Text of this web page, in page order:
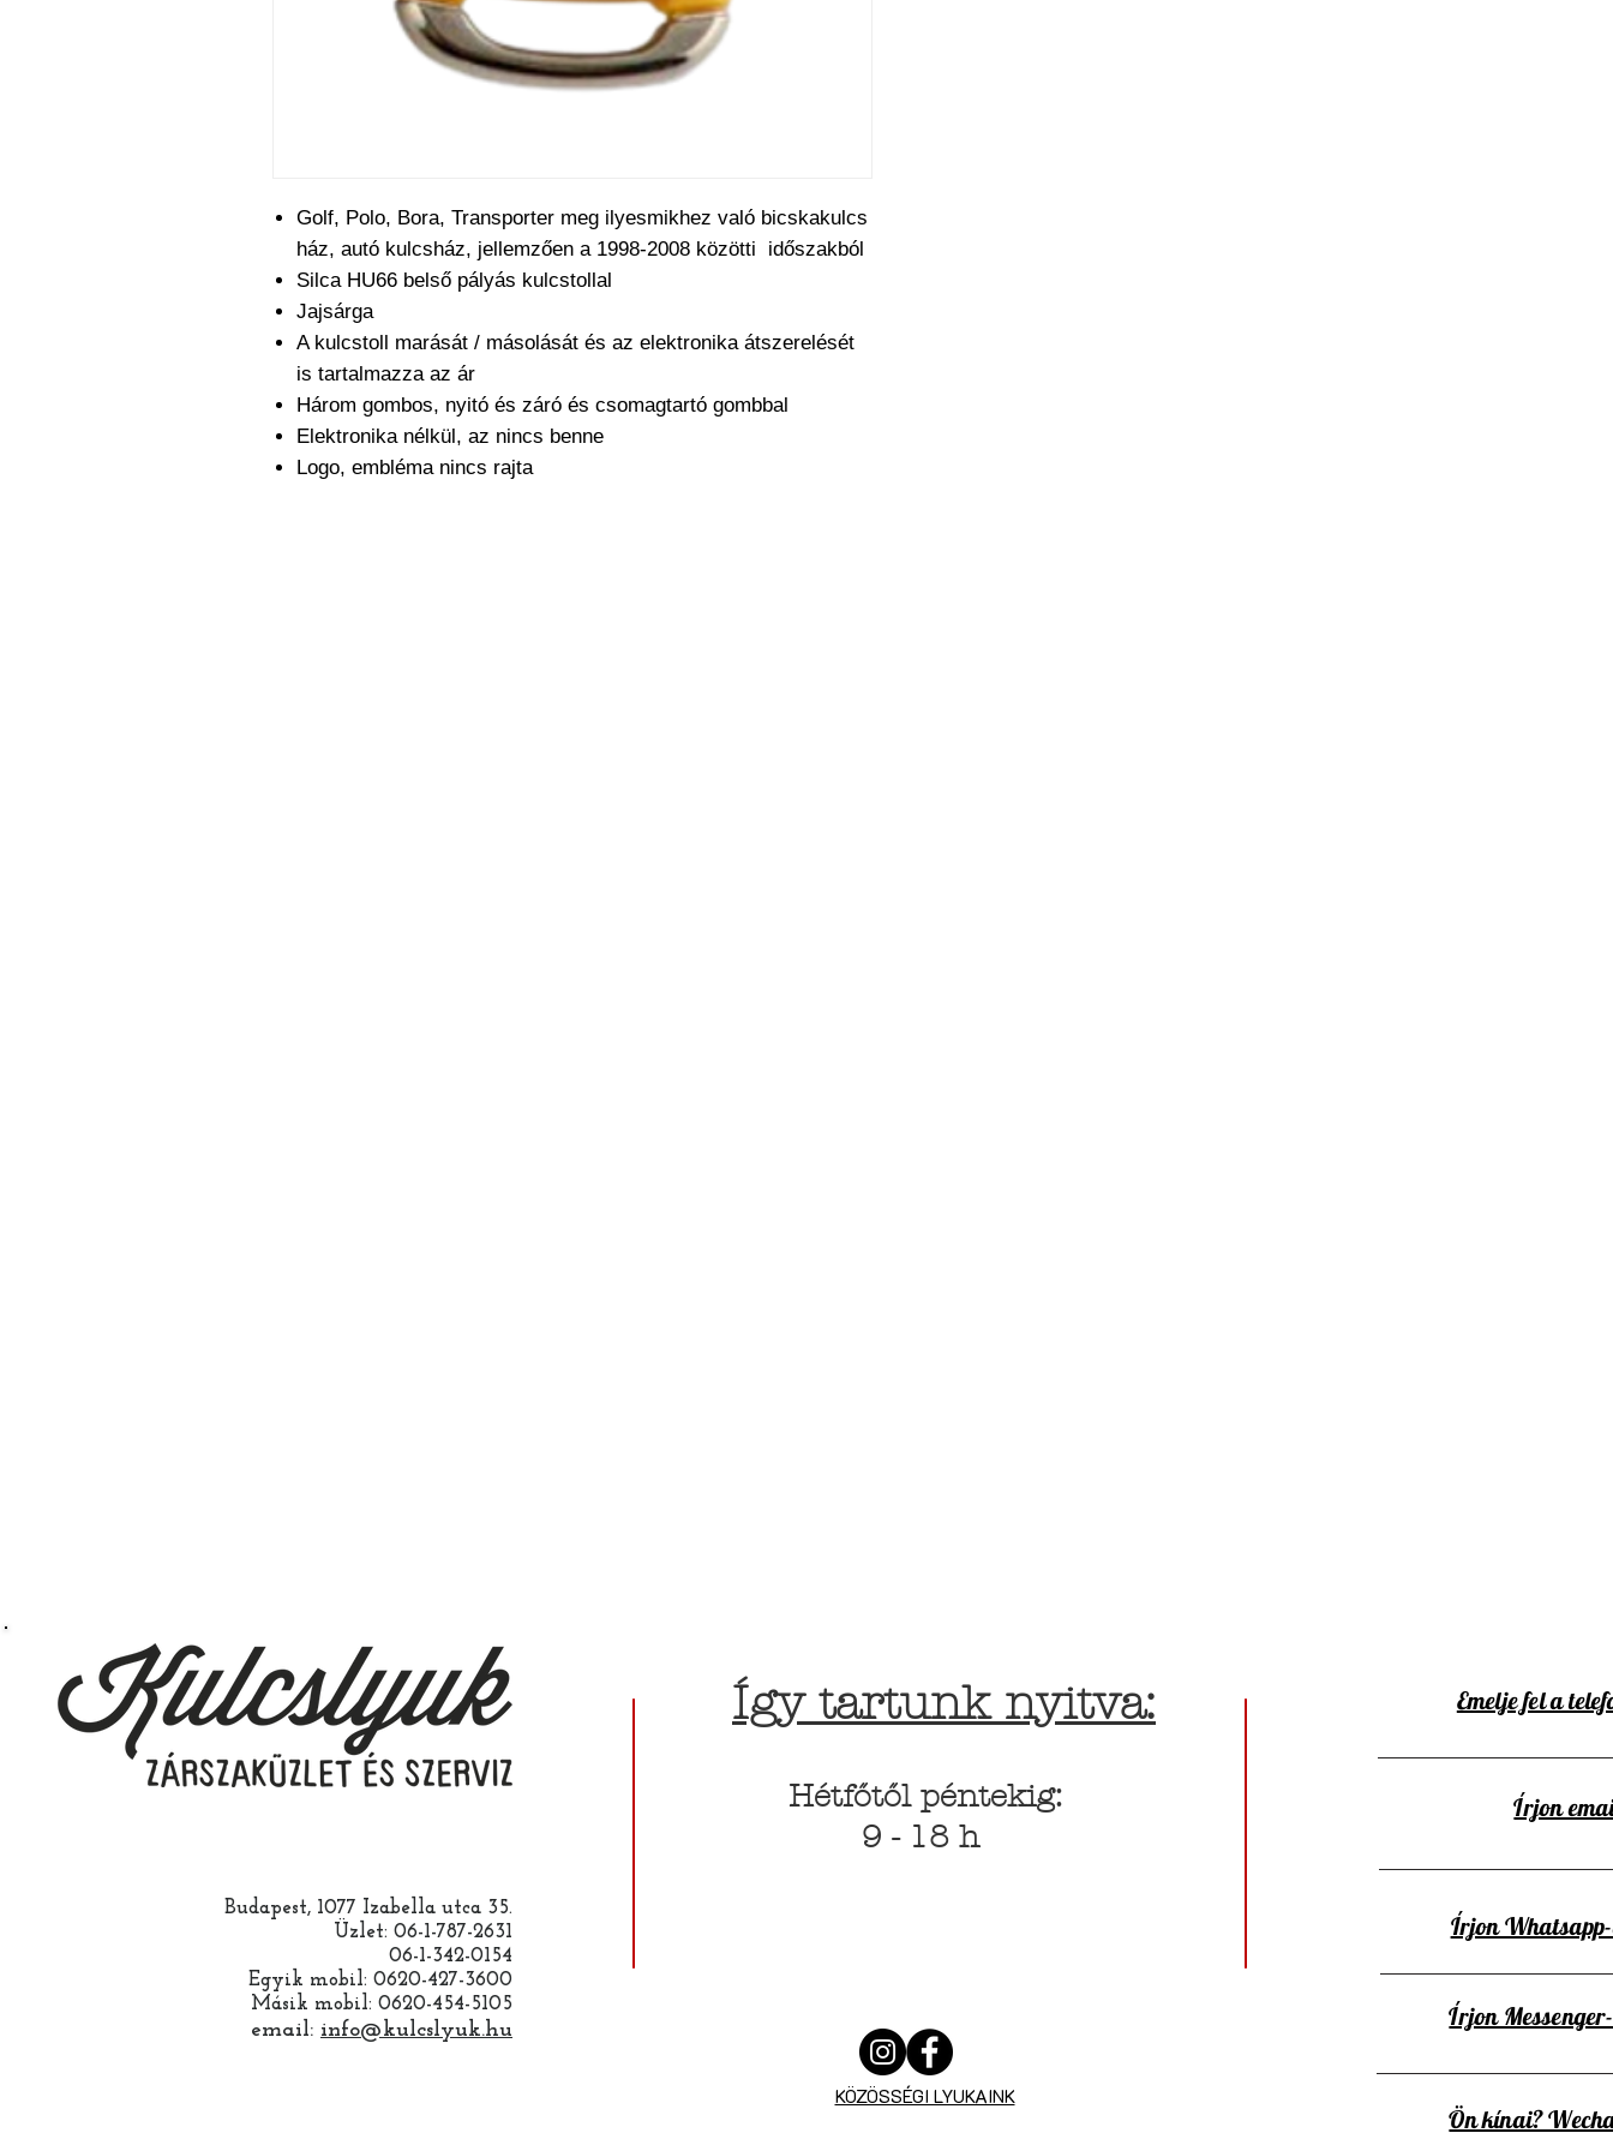
Golf, Polo, Bora, Transporter meg ilyesmikhez való bicskakulcs
ház, autó kulcsház, jellemzően a 1998-2008 közötti időszakból
Silca HU66 belső pályás kulcstollal
Jajsárga
A kulcstoll marását / másolását és az elektronika átszerelését
is tartalmazza az ár
Három gombos, nyitó és záró és csomagtartó gombbal
Elektronika nélkül, az nincs benne
Logo, embléma nincs rajta
Budapest, 1077 Izabella utca 35.
Üzlet: 06-1-787-2631
06-1-342-0154
Egyik mobil: 0620-427-3600
Másik mobil: 0620-454-5105
email: info@kulcslyuk.hu
Így tartunk nyitva:
Hétfőtől péntekig:
9 - 18 h
KÖZÖSSÉGI LYUKAINK
Emelje fel a
Írjon
Írjon
Írjon
Ön kínai?